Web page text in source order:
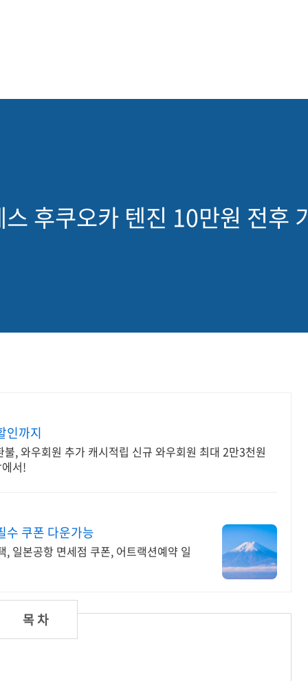
후쿠오카 텐진 10만원 전후
인까지
, 와우회원 추가 캐시적립 신규 와우회원 최대 2만3천원
서!
수 쿠폰 다운가능
일본공항 면세점 쿠폰, 어트랙션예약 일